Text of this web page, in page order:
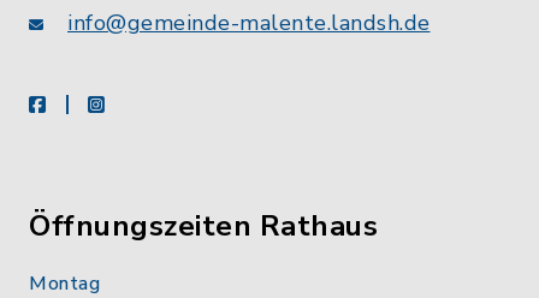
info@gemeinde-malente.landsh.de
facebookinstagram
Öffnungszeiten Rathaus
Montag